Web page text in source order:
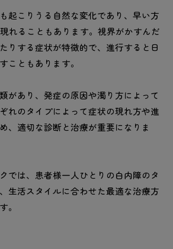
起こりうる自然な変化であり、早い方
れることもあります。視界がかすんだ
りする症状が特徴的で、進行すると日
こともあります。
があり、発症の原因や濁り方によって
れのタイプによって症状の現れ方や進
、適切な診断と治療が重要になりま
では、患者様一人ひとりの白内障のタ
生活スタイルに合わせた最適な治療方
。